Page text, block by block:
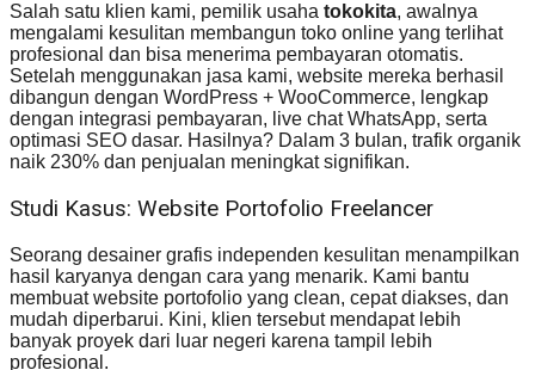
Salah satu klien kami, pemilik usaha tokokita, awalnya
mengalami kesulitan membangun toko online yang terlihat
profesional dan bisa menerima pembayaran otomatis.
Setelah menggunakan jasa kami, website mereka berhasil
dibangun dengan WordPress + WooCommerce, lengkap
dengan integrasi pembayaran, live chat WhatsApp, serta
optimasi SEO dasar. Hasilnya? Dalam 3 bulan, trafik organik
naik 230% dan penjualan meningkat signifikan.
Studi Kasus: Website Portofolio Freelancer
Seorang desainer grafis independen kesulitan menampilkan
hasil karyanya dengan cara yang menarik. Kami bantu
membuat website portofolio yang clean, cepat diakses, dan
mudah diperbarui. Kini, klien tersebut mendapat lebih
banyak proyek dari luar negeri karena tampil lebih
profesional.